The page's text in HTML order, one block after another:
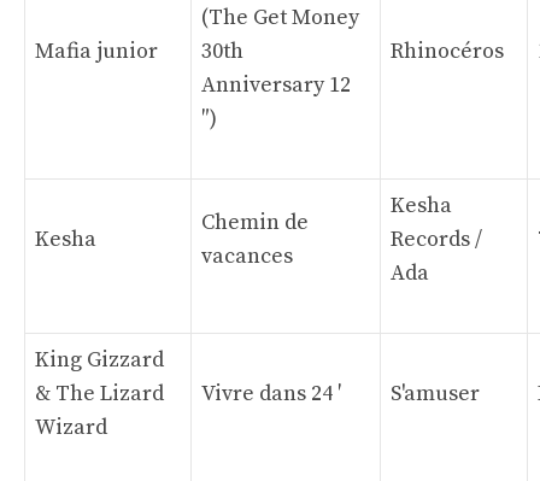
Mafia junior
(The Get Money
30th
Anniversary 12
″)
Rhinocéros
Kesha
Chemin de
vacances
Kesha
Records /
Ada
King Gizzard
& The Lizard
Wizard
Vivre dans 24 ′ S'amuser